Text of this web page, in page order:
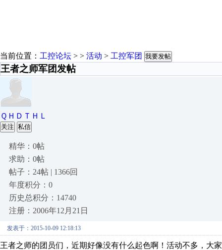
当前位置： 工控论坛 > > 活动 > 工控军团 我要发帖
王者之师军团发帖
ＱＨＤＴＨＬ
关注 私信
精华：0帖
求助：0帖
帖子：24帖 | 1366回
年度积分：0
历史总积分：14740
注册：2006年12月21日
发表于：2015-10-09 12:18:13
王者之师的团员们，近期好像没有什么起色啊！活动不多，大